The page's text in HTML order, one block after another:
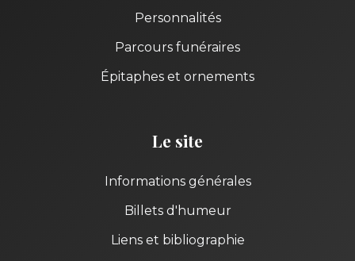
Personnalités
Parcours funéraires
Épitaphes et ornements
Le site
Informations générales
Billets d'humeur
Liens et bibliographie